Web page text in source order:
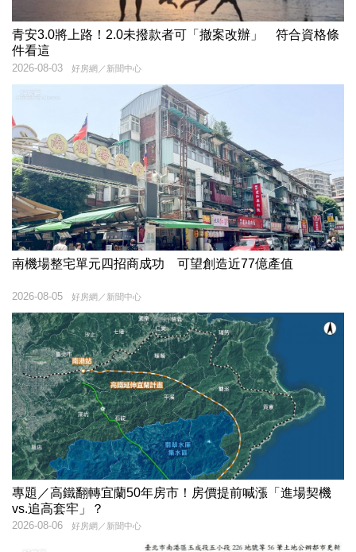
青安3.0將上路！2.0未撥款者可「撤案改辦」 符合資格條
件看這
好房網／新聞中心
2026-08-03
南機場整宅單元四招商成功 可望創造近77億產值
好房網／新聞中心
2026-08-05
專題／高鐵翻轉宜蘭50年房市！房價提前喊漲「進場契機
vs.追高套牢」？
好房網／新聞中心
2026-08-06